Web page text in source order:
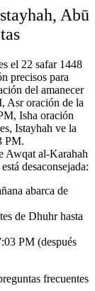
Abū
el 22 safar 1448
precisos para
del amanecer
Asr oración de la
Isha oración
Istayhah ve la
PM.
Awqat al-Karahah
desaconsejada:
abarca de
de Dhuhr hasta
PM (después
frecuentes